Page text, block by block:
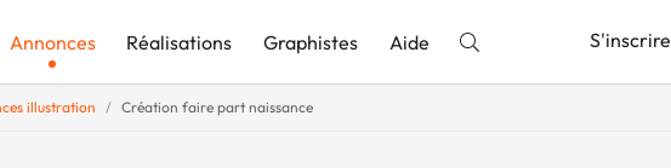
Annonces Réalisations Graphistes Aide S'inscrire
illustration Création faire part naissance